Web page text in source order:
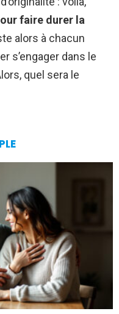
faire durer la
alors à chacun
s’engager dans le
quel sera le